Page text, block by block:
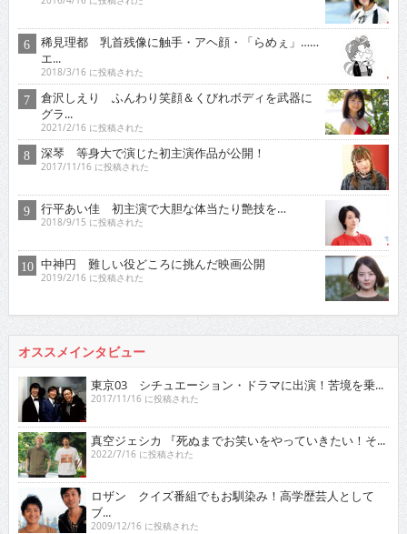
稀見理都 乳首残像に触手・アヘ顔・「らめぇ」……
エ...
2018/3/16 に投稿された
倉沢しえり ふんわり笑顔＆くびれボディを武器に
グラ...
2021/2/16 に投稿された
深琴 等身大で演じた初主演作品が公開！
2017/11/16 に投稿された
行平あい佳 初主演で大胆な体当たり艶技を…
2018/9/15 に投稿された
中神円 難しい役どころに挑んだ映画公開
2019/2/16 に投稿された
オススメインタビュー
東京03 シチュエーション・ドラマに出演！苦境を乗...
2017/11/16 に投稿された
真空ジェシカ 『死ぬまでお笑いをやっていきたい！そ...
2022/7/16 に投稿された
ロザン クイズ番組でもお馴染み！高学歴芸人として
ブ...
2009/12/16 に投稿された